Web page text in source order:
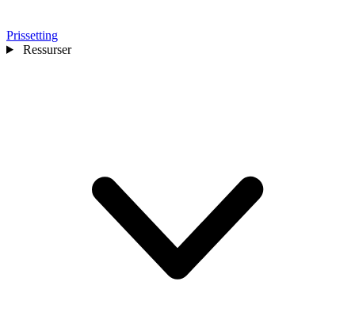
Prissetting
Ressurser